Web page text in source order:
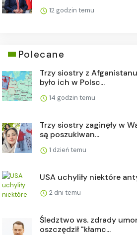
12 godzin temu
Polecane
Trzy siostry z
było ich w Polsc...
14 godzin temu
Trzy siostry zaginęły w
są poszukiwan...
1 dzień temu
USA uchyliły niektóre
2 dni temu
Śledztwo ws. zdrady
oszczędził "kłamc...